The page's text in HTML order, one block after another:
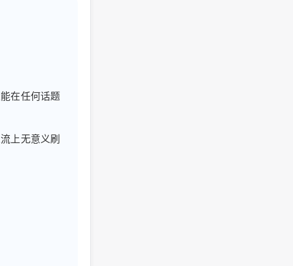
在任何话题
上无意义刷